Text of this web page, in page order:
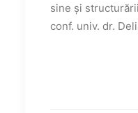
sine și
conf. univ. dr.